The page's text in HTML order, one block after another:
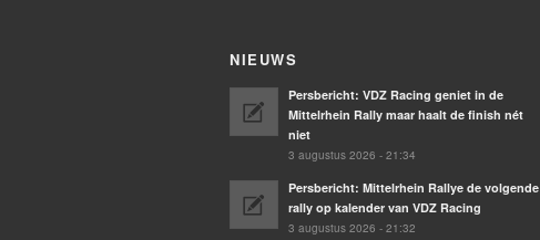
NIEUWS
Persbericht: VDZ Racing geniet in de
Mittelrhein Rally maar haalt de finish nét
niet
3 augustus 2026 - 21:34
Persbericht: Mittelrhein Rallye de volgende
rally op kalender van VDZ Racing
3 augustus 2026 - 21:32